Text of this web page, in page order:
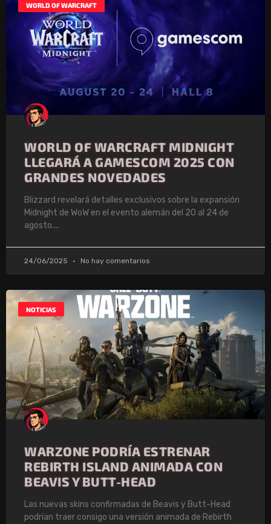
WORLD OF WARCRAFT
WORLD OF WARCRAFT MIDNIGHT
LLEGARÁ A GAMESCOM 2025 CON
GRANDES NOVEDADES
Blizzard revelará detalles exclusivos sobre la expansión
Midnight de WoW en el evento alemán del 20 al 24 de
agosto.
24/06/2025 No hay comentarios
NOTICIAS
WARZONE PODRÍA ESTRENAR
REBIRTH ISLAND ANIMADA CON
BEAVIS Y BUTT-HEAD
Las nuevas skins confirmadas de Beavis y Butt-Head
podrían traer consigo una versión animada de Rebirth